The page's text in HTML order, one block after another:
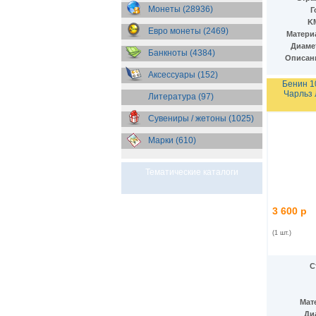
Бразилия(55)
Брит. Антарктические
территории(36)
Брит. Виргинские острова(47)
Брит. Восточная Африка
Брит. Западная Африка(25)
Брит. Ост-Индийская компания
(11)
Брит. территория в Индийском
океане(24)
Бруней(4)
Бурунди(2)
Бутан(10)
Ватикан(85)
Венгрия(179)
Монеты (28936)
Евро монеты (2469)
Банкноты (4384)
Аксессуары (152)
Литература (97)
Сувениры / жетоны (1025)
Марки (610)
Тематические каталоги
Бенин
Чарльз
3 600 р
(1 шт.)